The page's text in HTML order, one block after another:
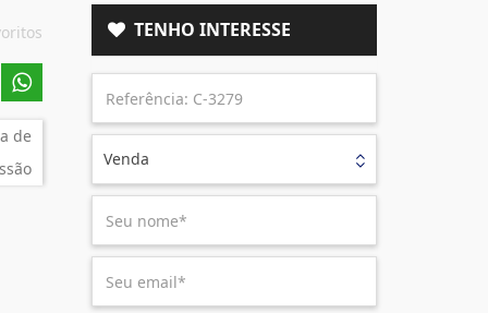
de
TENHO INTERESSE
Venda